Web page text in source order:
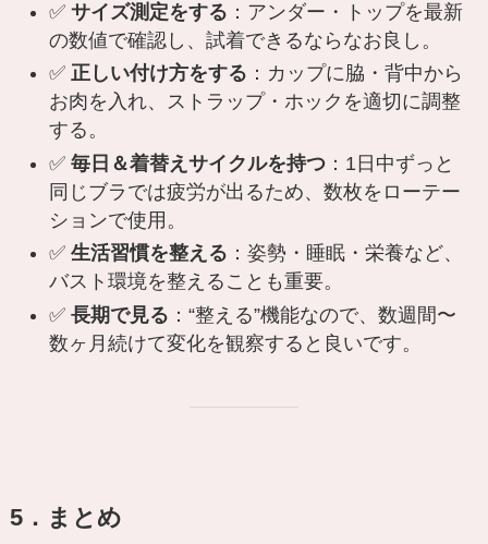
✅ サイズ測定をする ：アンダー・トップを最新
の数値で確認し、試着できるならなお良し。
✅ 正しい付け方をする ：カップに脇・背中から
お肉を入れ、ストラップ・ホックを適切に調整
する。
✅ 毎日＆着替えサイクルを持つ：1日中ずっと
同じブラでは疲労が出るため、数枚をローテー
ションで使用。
✅ 生活習慣を整える ：姿勢・睡眠・栄養など、
バスト環境を整えることも重要。
✅ 長期で見る ：“整える”機能なので、数週間〜
数ヶ月続けて変化を観察すると良いです。
5．まとめ